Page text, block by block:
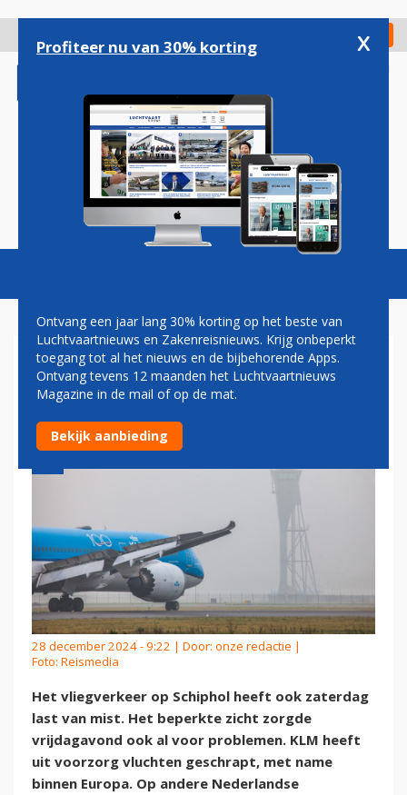
gaan
Check in
Magazine Podcasts Vacatures
MIST ZORGT OOK ZATERDAG
VOOR HINDER OP SCHIPHOL
28 december 2024 - 9:22 | Door: onze redactie |
Foto: Reismedia
Het vliegverkeer op Schiphol heeft ook zaterdag
last van mist. Het beperkte zicht zorgde
vrijdagavond ook al voor problemen. KLM heeft
uit voorzorg vluchten geschrapt, met name
binnen Europa. Op andere Nederlandse
Profiteer nu van 30% korting x
Ontvang een jaar lang 30% korting op het beste van
Luchtvaartnieuws en Zakenreisnieuws. Krijg onbeperkt
toegang tot al het nieuws en de bijbehorende Apps.
Ontvang tevens 12 maanden het Luchtvaartnieuws
Magazine in de mail of op de mat.
Bekijk aanbieding